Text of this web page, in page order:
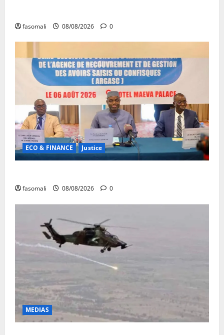
fasomali 08/08/2026 0
ECO & FINANCE Justice
fasomali 08/08/2026 0
MEDIAS